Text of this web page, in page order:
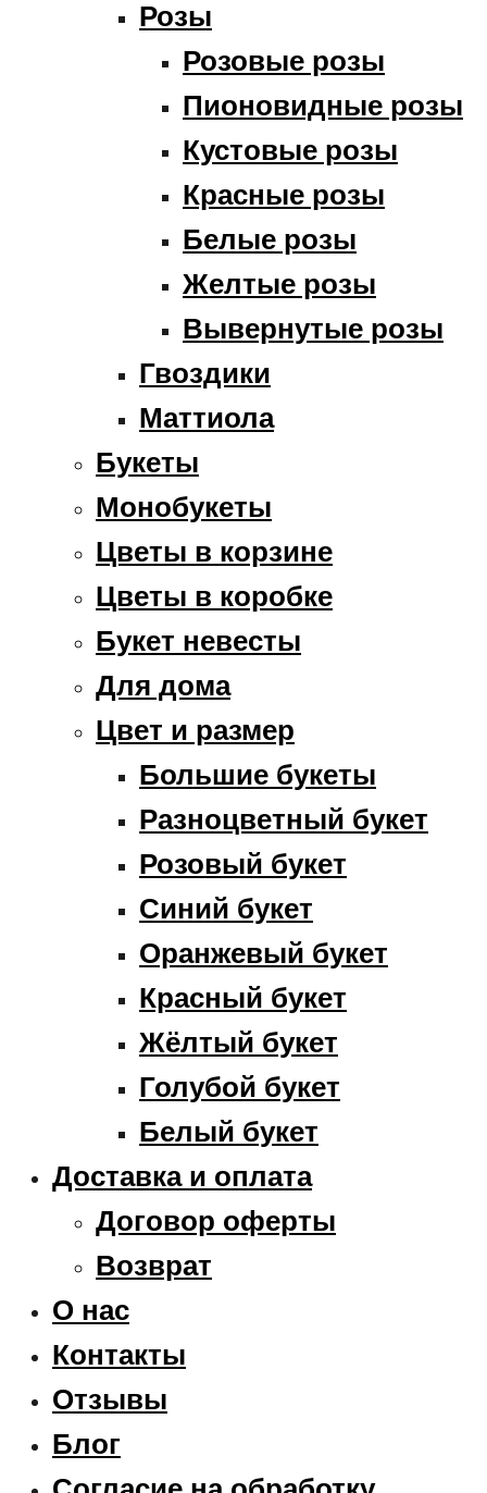
Розы
Розовые розы
Пионовидные розы
Кустовые розы
Красные розы
Белые розы
Желтые розы
Вывернутые розы
Гвоздики
Маттиола
Букеты
Монобукеты
Цветы в корзине
Цветы в коробке
Букет невесты
Для дома
Цвет и размер
Большие букеты
Разноцветный букет
Розовый букет
Синий букет
Оранжевый букет
Красный букет
Жёлтый букет
Голубой букет
Белый букет
Доставка и оплата
Договор оферты
Возврат
О нас
Контакты
Отзывы
Блог